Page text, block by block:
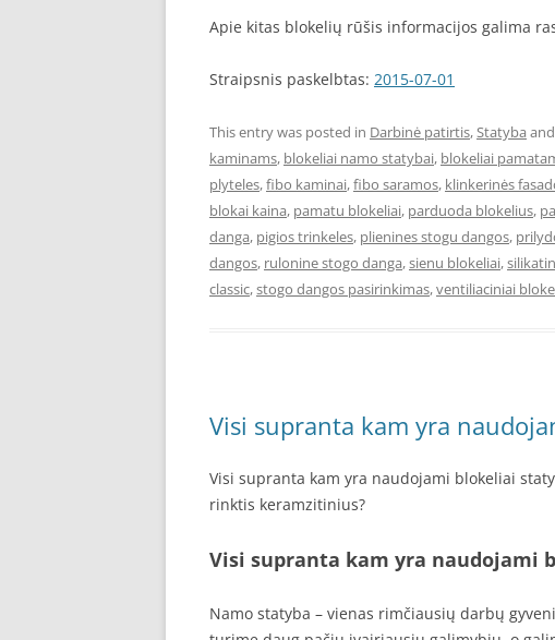
Apie kitas blokelių rūšis informacijos galima
Straipsnis paskelbtas: 2015-07-01
This entry was posted in Darbinė patirtis,Statyba
kaminams, blokeliai namo statybai, blokeliai
plyteles,fibo kaminai,fibo saramos, klinkerinės
blokai kaina, pamatu blokeliai, parduoda blokelius,
danga, pigios trinkeles, plienines stogu dangos,
dangos, rulonine stogo danga,sienu blokeliai,
classic,stogo dangos pasirinkimas,ventiliaciniai
Visi supranta kam yra
Visi supranta kam yra naudojami blokeliai
rinktis keramzitinius?
Visi supranta kam yra naudojami
Namo statyba – vienas rimčiausių darbų